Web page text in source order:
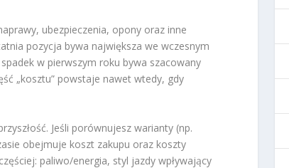
ubezpieczenia, opony oraz inne
pozycja bywa największa we wczesnym
w pierwszym roku bywa szacowany
„kosztu” powstaje nawet wtedy, gdy
Jeśli porównujesz warianty (np.
obejmuje koszt zakupu oraz koszty
paliwo/energia, styl jazdy wpływający